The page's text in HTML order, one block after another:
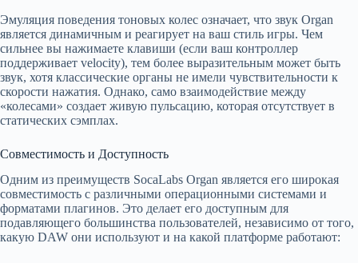
Эмуляция поведения тоновых колес означает, что звук Organ
является динамичным и реагирует на ваш стиль игры. Чем
сильнее вы нажимаете клавиши (если ваш контроллер
поддерживает velocity), тем более выразительным может быть
звук, хотя классические органы не имели чувствительности к
скорости нажатия. Однако, само взаимодействие между
«колесами» создает живую пульсацию, которая отсутствует в
статических сэмплах.
Совместимость и Доступность
Одним из преимуществ SocaLabs Organ является его широкая
совместимость с различными операционными системами и
форматами плагинов. Это делает его доступным для
подавляющего большинства пользователей, независимо от того,
какую DAW они используют и на какой платформе работают: